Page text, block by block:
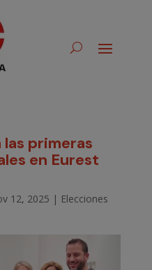
primeras
en Eurest
12, 2025 | Elecciones